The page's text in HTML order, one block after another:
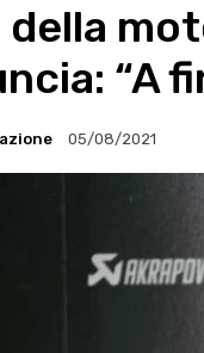
della
“A
05/08/2021